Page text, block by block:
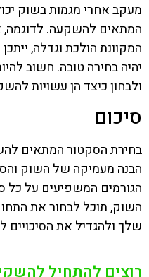
מעקב אחרי מגמות בשוק
המתאים להשקעה.
המקוונת הולכת וגדלה,
יהיה בחירה טובה. חשוב
ולבחון כיצד הן עשויות
סיכום
בחירת הסקטור המתאים
הבנה מעמיקה של השוק
הגורמים המשפיעים על כל
השוק, תוכל לבחור את
שלך ולהגדיל את הסיכויים
רוצים להתחיל